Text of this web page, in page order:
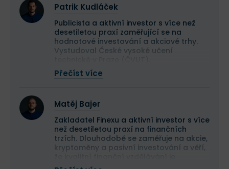
Patrik Kudláček
Publicista a aktivní investor s více než
desetiletou praxí zaměřující se na
hodnotové investování a akciové trhy.
Vystudoval České vysoké učení
Ve své investiční strategii kombinuje
aktivní i pasivní přístup a zaměřuje se
článcích se věnuje investičním
strategiím, psychologii investování a
analýze jednotlivých akcií.
Přečíst více
Matěj Bajer
Zakladatel Finexu a aktivní investor s více
než desetiletou praxí na finančních
trzích. Dlouhodobě se zaměřuje na akcie,
kryptoměny a pasivní investování a věří,
základem úspěšného budování majetku.